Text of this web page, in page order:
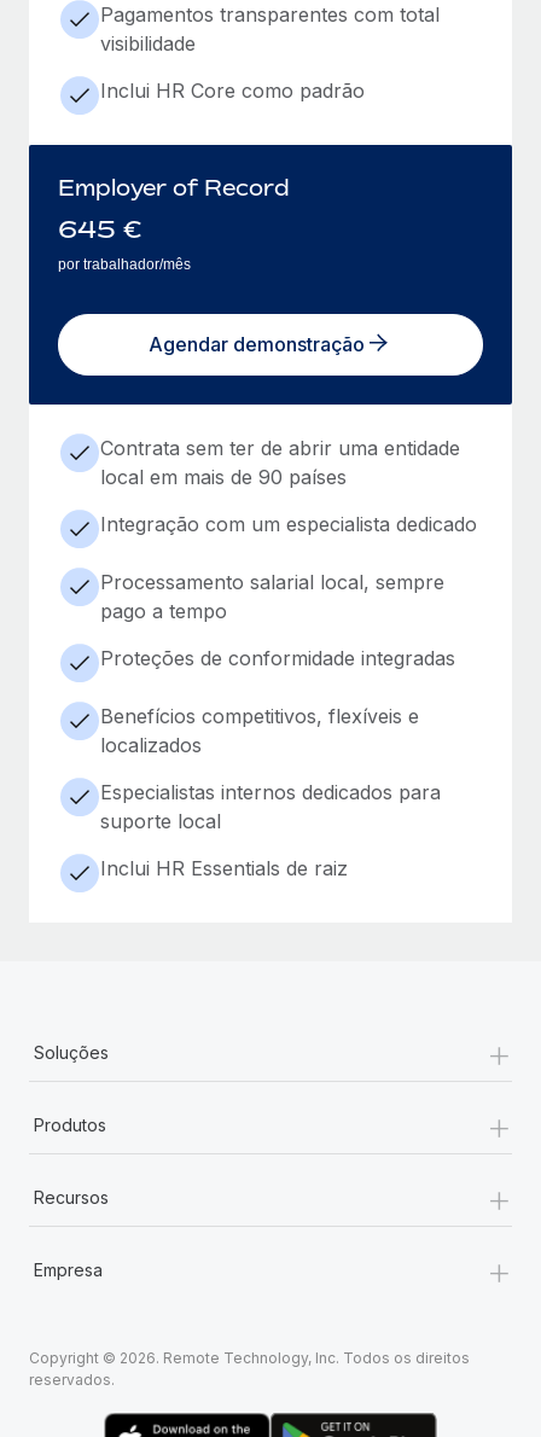
Pagamentos transparentes com total
visibilidade
Inclui HR Core como padrão
Employer of Record
645 €
por trabalhador/mês
Agendar demonstração
Contrata sem ter de abrir uma entidade
local em mais de 90 países
Integração com um especialista dedicado
Processamento salarial local, sempre
pago a tempo
Proteções de conformidade integradas
Benefícios competitivos, flexíveis e
localizados
Especialistas internos dedicados para
suporte local
Inclui HR Essentials de raiz
Soluções +
Produtos +
Recursos +
Empresa +
Copyright © 2026. Remote Technology, Inc. Todos os direitos
reservados.